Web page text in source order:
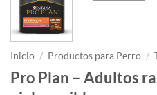
Inicio / Productos para Perro /
Pro Plan – Adultos